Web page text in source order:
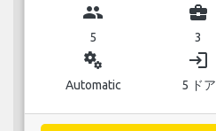
group
5
business_center
3
miscellaneous_services
Automatic
login
5 ドア